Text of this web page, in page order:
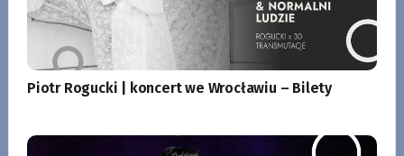
Piotr Rogucki | koncert we Wrocławiu – Bilety